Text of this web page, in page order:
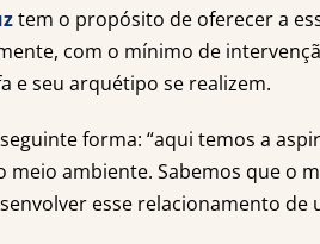
tem o propósito de oferecer a
com o mínimo de
e seu arquétipo se realizem.
forma: “aqui temos a
meio ambiente. Sabemos que o
esse relacionamento de